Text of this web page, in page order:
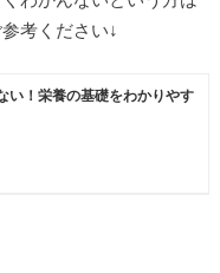
考ください↓
い！栄養の基礎をわかりやす